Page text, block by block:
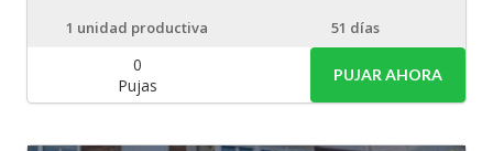
1 unidad productiva 51 días
0
Pujas
PUJAR AHORA